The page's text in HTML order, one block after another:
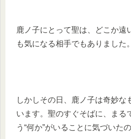
鹿ノ子にとって聖は、どこか遠
も気になる相手でもありました。
しかしその日、鹿ノ子は奇妙な
います。聖のすぐそばに、まる
う“何か”がいることに気づいたの